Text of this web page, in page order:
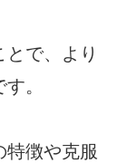
で、より
。
特徴や克服